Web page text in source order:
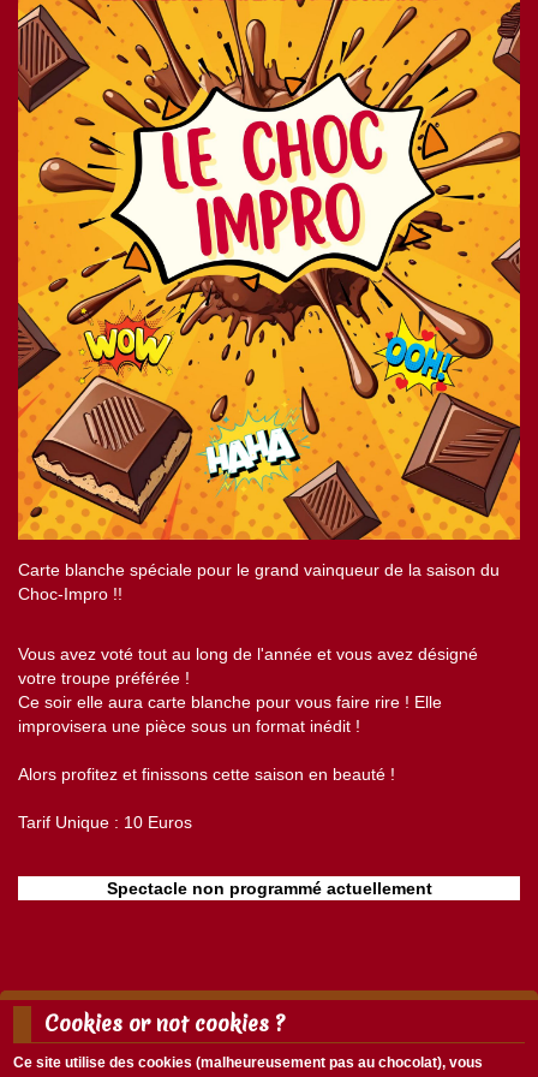
Carte blanche spéciale pour le grand vainqueur de la saison du
Choc-Impro !!
Vous avez voté tout au long de l'année et vous avez désigné
votre troupe préférée !
Ce soir elle aura carte blanche pour vous faire rire ! Elle
improvisera une pièce sous un format inédit !
Alors profitez et finissons cette saison en beauté !
Tarif Unique : 10 Euros
Spectacle non programmé actuellement
Mentions légales Nous écrire
Cookies or not cookies ?
Ce site utilise des cookies (malheureusement pas au chocolat), vous